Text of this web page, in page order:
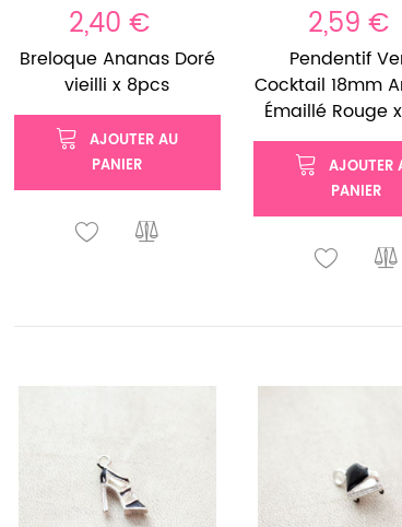
2,40 €
Breloque Ananas Doré
vieilli x 8pcs
AJOUTER AU
PANIER
2,59 €
Pendentif
Cocktail 18mm
Émaillé Rouge
AJOUTER
PANIER